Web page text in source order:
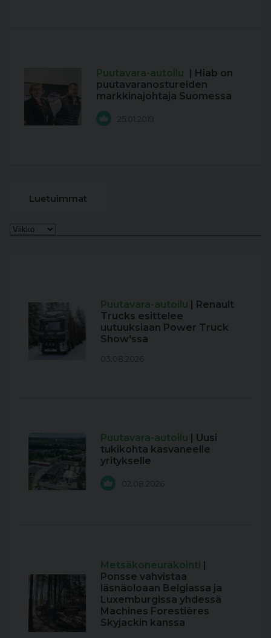
Puutavara-autoilu
| Hiab on
puutavaranostureiden
markkinajohtaja Suomessa
25.01.2019
Luetuimmat
Puutavara-autoilu | Renault
Trucks esittelee
uutuuksiaan Power Truck
Show'ssa
03.08.2026
Puutavara-autoilu | Uusi
tukikohta kasvaneelle
yritykselle
02.08.2026
Metsäkoneurakointi |
Ponsse vahvistaa
läsnäoloaan Belgiassa ja
Luxemburgissa yhdessä
Machines Forestières
Skyjackin kanssa